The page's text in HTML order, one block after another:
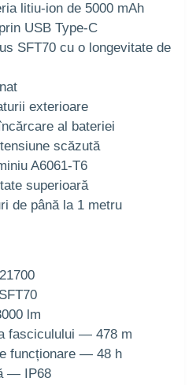
litiu-ion de 5000 mAh
USB Type-C
SFT70 cu o longevitate de
exterioare
al bateriei
scăzută
A6061-T6
superioară
de până la 1 metru
lm
fasciculului — 478 m
funcționare — 48 h
— IP68